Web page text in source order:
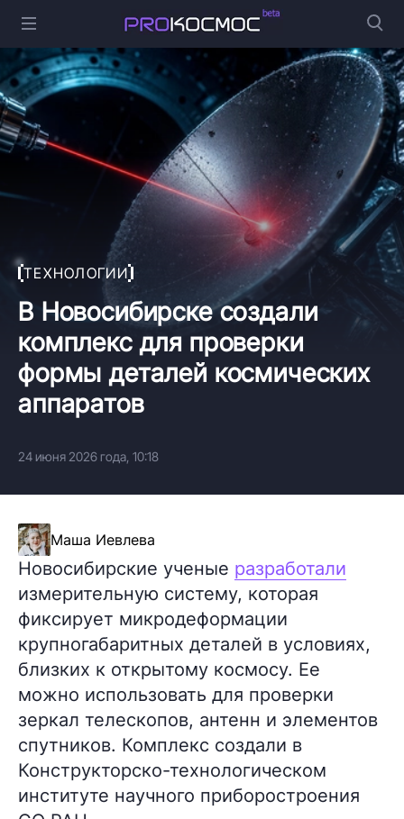
ТЕХНОЛОГИИ
В Новосибирске создали
комплекс для проверки
формы деталей космических
аппаратов
24 июня 2026 года, 10:18
Маша Иевлева
Новосибирские ученые разработали
измерительную систему, которая
фиксирует микродеформации
крупногабаритных деталей в условиях,
близких к открытому космосу. Ее
можно использовать для проверки
зеркал телескопов, антенн и элементов
спутников. Комплекс создали в
Конструкторско-технологическом
институте научного приборостроения